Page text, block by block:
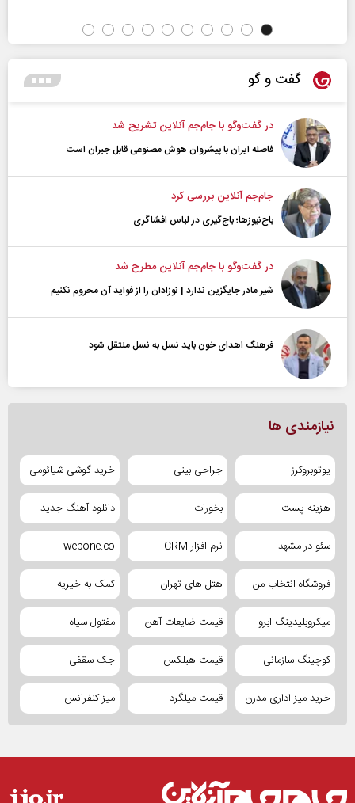
گفت و گو
در گفت‌و‌گو با جام‌جم آنلاین تشریح شد
فاصله ایران با پیشرو‌ان هوش مصنوعی قابل جبران است
جام‌جم آنلاین بررسی کرد
باج‌نیوزها؛ باج‌گیری در لباس افشاگری
در گفت‌و‌گو با جام‌جم آنلاین مطرح شد
شیر مادر جایگزین ندارد | نوزادان را از فواید آن محروم نکنیم
فرهنگ اهدای خون باید نسل به نسل منتقل شود
نیازمندی ها
یوتوبروکرز جراحی بینی خرید گوشی شیائومی
هزینه پست بخورات دانلود آهنگ جدید
سئو در مشهد نرم افزار CRM webone.co
فروشگاه انتخاب من هتل های تهران کمک به خیریه
میکروبلیدینگ ابرو قیمت ضایعات آهن مفتول سیاه
کوچینگ سازمانی قیمت هبلکس جک سقفی
خرید میز اداری مدرن قیمت میلگرد میز کنفرانس